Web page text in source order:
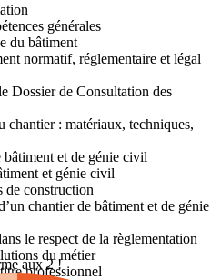
générales
du bâtiment
normatif, réglementaire et légal
Dossier de Consultation des
chantier : matériaux, techniques,
bâtiment et de génie civil
et génie civil
de construction
chantier de bâtiment et de génie
le respect de la règlementation
du métier
professionnel
aux 2 !